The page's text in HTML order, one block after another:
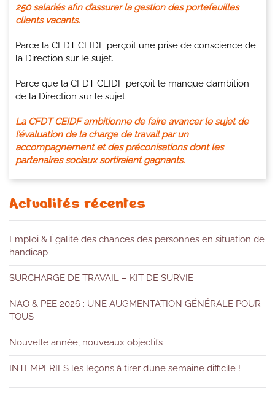
250 salariés afin d’assurer la gestion des portefeuilles
clients vacants.
Parce la CFDT CEIDF perçoit une prise de conscience de
la Direction sur le sujet.
Parce que la CFDT CEIDF perçoit le manque d’ambition
de la Direction sur le sujet.
La CFDT CEIDF ambitionne de faire avancer le sujet de
l’évaluation de la charge de travail par un
accompagnement et des préconisations dont les
partenaires sociaux sortiraient gagnants.
Actualités récentes
Emploi & Égalité des chances des personnes en situation de
handicap
SURCHARGE DE TRAVAIL – KIT DE SURVIE
NAO & PEE 2026 : UNE AUGMENTATION GÉNÉRALE POUR
TOUS
Nouvelle année, nouveaux objectifs
INTEMPERIES les leçons à tirer d’une semaine difficile !